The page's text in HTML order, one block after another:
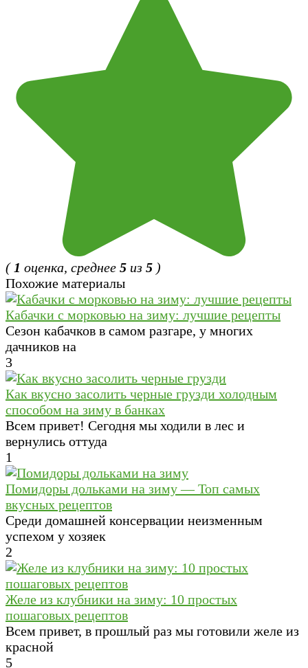
( 1 оценка, среднее 5 из 5 )
Похожие материалы
Кабачки с морковью на зиму: лучшие рецепты
Сезон кабачков в самом разгаре, у многих
дачников на
3
Как вкусно засолить черные грузди холодным
способом на зиму в банках
Всем привет! Сегодня мы ходили в лес и
вернулись оттуда
1
Помидоры дольками на зиму — Топ самых
вкусных рецептов
Среди домашней консервации неизменным
успехом у хозяек
2
Желе из клубники на зиму: 10 простых
пошаговых рецептов
Всем привет, в прошлый раз мы готовили желе из
красной
5